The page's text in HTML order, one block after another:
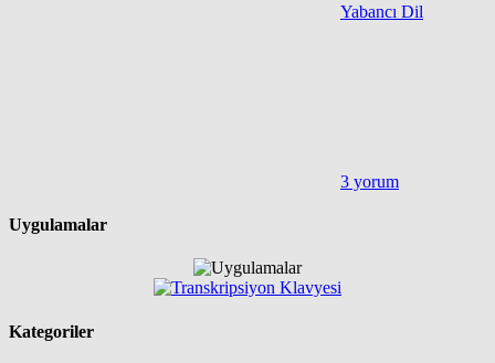
Yabancı Dil
3 yorum
Uygulamalar
Kategoriler